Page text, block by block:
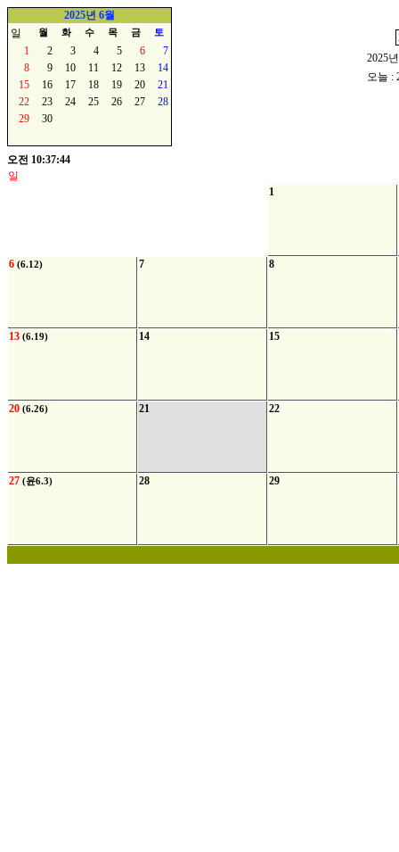
2025년 6월
일
월 화 수 목 금 토
1 2 3 4 5 6
7
8
9 10 11 12 13
14
15
16 17 18 19 20
21
22
23 24 25 26 27
28
29
30
2025
오늘 :
오전 10:37:44
일
1
6 (6.12) 7 8
13 (6.19) 14 15
20 (6.26) 21 22
27 (윤6.3) 28 29